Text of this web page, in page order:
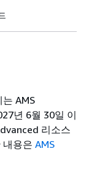
AMS
년 6월 30일 이
리소스
내용은 AMS